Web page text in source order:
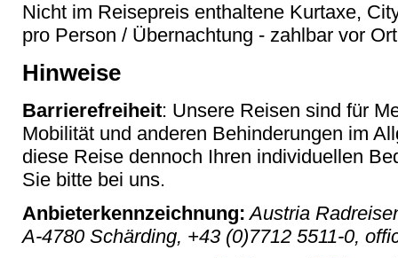
Nicht im Reisepreis enthaltene Kurtaxe,
pro Person / Übernachtung - zahlbar vor Ort
Hinweise
Barrierefreiheit: Unsere Reisen sind für
Mobilität und anderen Behinderungen im
diese Reise dennoch Ihren individuellen
Sie bitte bei uns.
Anbieterkennzeichnung: Austria
A-4780 Schärding, +43 (0)7712 5511-0,